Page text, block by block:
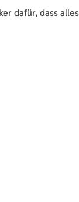
dafür, dass